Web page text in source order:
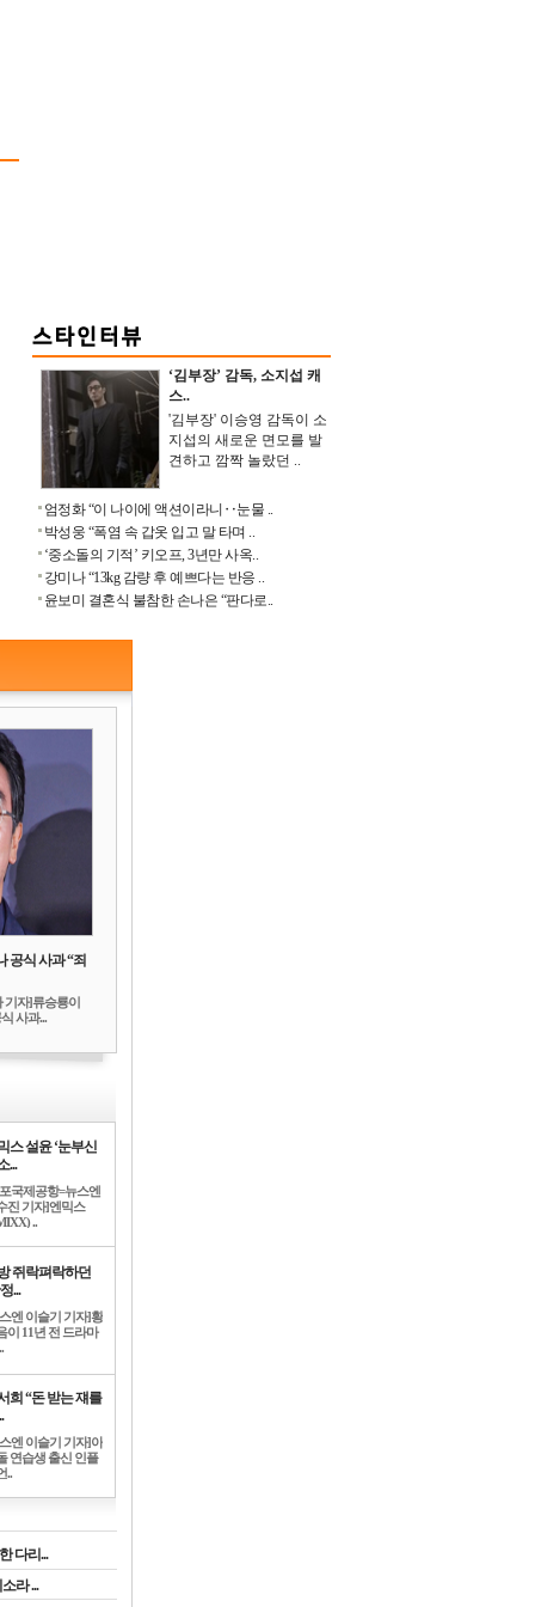
‘김부장’ 감독, 소지섭 캐
스..
'김부장' 이승영 감독이 소
지섭의 새로운 면모를 발
견하고 깜짝 놀랐던 ..
엄정화 “이 나이에 액션이라니‥눈물 ..
박성웅 “폭염 속 갑옷 입고 말 타며 ..
‘중소돌의 기적’ 키오프, 3년만 사옥..
강미나 “13kg 감량 후 예쁘다는 반응 ..
윤보미 결혼식 불참한 손나은 “판다로..
공식 사과 “죄
기자]류승룡이
사과...
스 설윤 ‘눈부신
...
국제공항=뉴스엔
진 기자]엔믹스
..
쥐락펴락하던
...
엔 이슬기 기자]황
이 11년 전 드라마
희 “돈 받는 쟤를
엔 이슬기 기자]아
연습생 출신 인플
..
다리...
라 ...